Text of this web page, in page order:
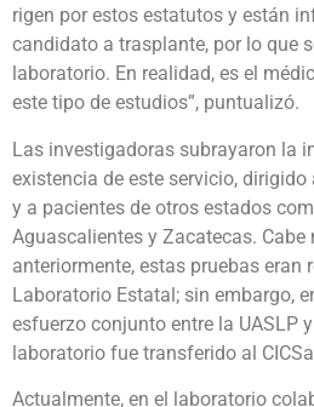
rigen por estos estatutos y están
candidato a trasplante, por lo que
laboratorio. En realidad, es el
este tipo de estudios”, puntualizó.
Las investigadoras subrayaron la
existencia de este servicio,
y a pacientes de otros estados
Aguascalientes y Zacatecas. Cabe
anteriormente, estas pruebas eran
Laboratorio Estatal; sin embargo,
esfuerzo conjunto entre la UASLP y
laboratorio fue transferido al
Actualmente, en el laboratorio